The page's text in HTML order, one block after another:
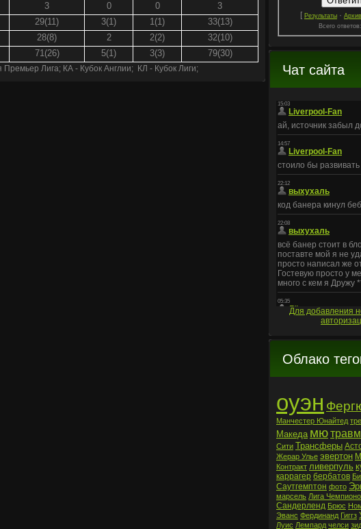
[ Результаты ·
Всего ответов:
Чат сайта
Для добавления
Облако
оуэн
Манчестер Юнайтед
Македа мю
Сити Трансферы
Жерар Улье эвертон
Контракт ливерпуль
каррагер бербатов
Саутгемптон фото
марсель Лига
Сандерленд Брюс
Эванс Фердинанд Гиггз
Луис Лемпард челси
3 0 0
3
29(11) 3(1) 1(1)
33(13)
28(8) 2 2(2)
32(10)
71(26) 5(1) 3(3) 79(30)
Премьер Лига; КА - Кубок Англии; КЛ - Кубок Лиги;